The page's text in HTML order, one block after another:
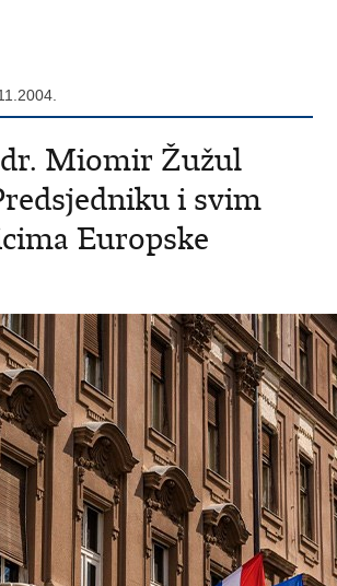
Miomir Žužul
i svim
Europske